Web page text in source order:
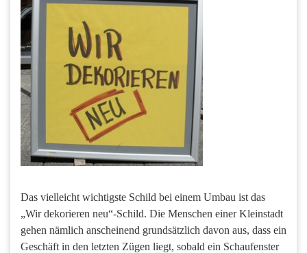
Das vielleicht wichtigste Schild bei einem Umbau ist das
„Wir dekorieren neu“-Schild. Die Menschen einer Kleinstadt
gehen nämlich anscheinend grundsätzlich davon aus, dass ein
Geschäft in den letzten Zügen liegt, sobald ein Schaufenster